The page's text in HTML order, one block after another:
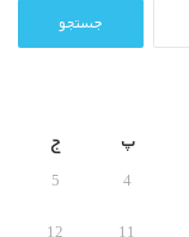
پ
ج
4
5